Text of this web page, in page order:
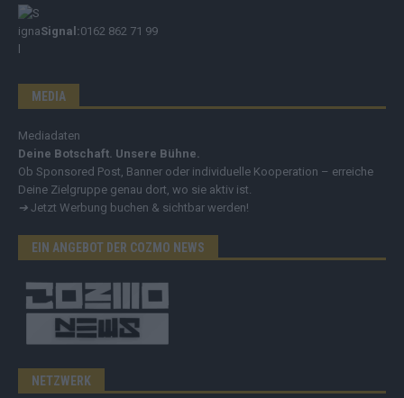
Signal:0162 862 71 99
MEDIA
Mediadaten
Deine Botschaft. Unsere Bühne.
Ob Sponsored Post, Banner oder individuelle Kooperation – erreiche
Deine Zielgruppe genau dort, wo sie aktiv ist.
➔ Jetzt Werbung buchen & sichtbar werden!
EIN ANGEBOT DER COZMO NEWS
NETZWERK